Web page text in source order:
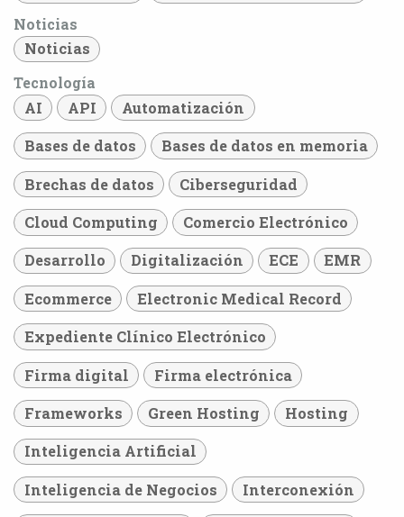
Noticias
Noticias
Tecnología
AI
API Automatización
Bases de datos Bases de datos en memoria
Brechas de datos Ciberseguridad
Cloud Computing Comercio Electrónico
Desarrollo Digitalización ECE EMR
Ecommerce Electronic Medical Record
Expediente Clínico Electrónico
Firma digital Firma electrónica
Frameworks Green Hosting Hosting
Inteligencia Artificial
Inteligencia de Negocios Interconexión